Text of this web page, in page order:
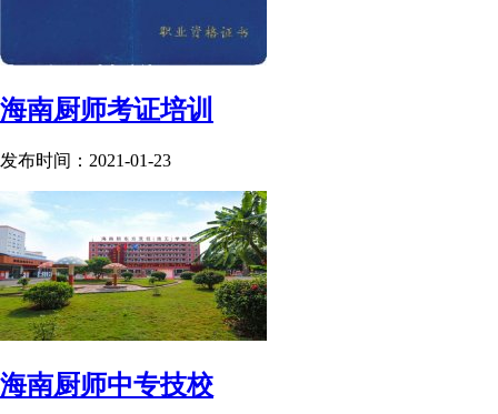
海南厨师考证培训
发布时间：2021-01-23
海南厨师中专技校